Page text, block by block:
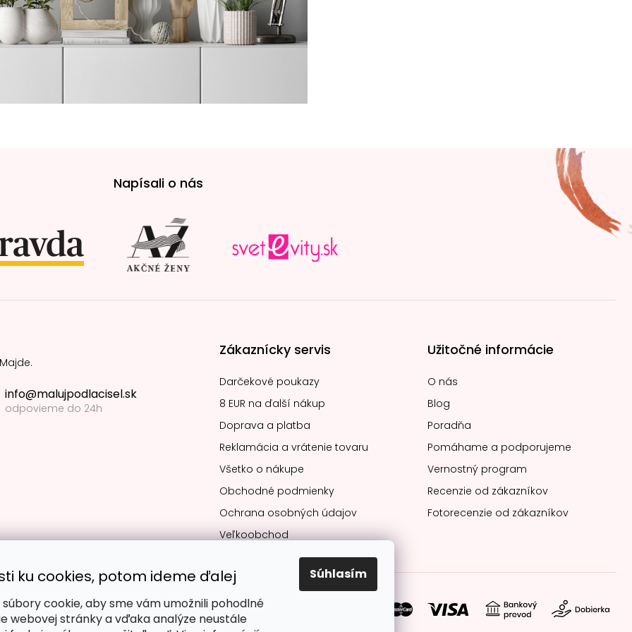
ku cookies, potom ideme ďalej
cookie, aby sme vám umožnili pohodlné
webovej stránky a vďaka analýze neustále
Súhlasím
Napísali o nás
info@malujpodlacisel.sk
odpovieme do 24h
Zákaznícky servis
Darčekové poukazy
8 EUR na ďalší nákup
Doprava a platba
Reklamácia a vrátenie tovaru
Všetko o nákupe
Obchodné podmienky
Ochrana osobných údajov
Veľkoobchod
Užitočné informácie
O nás
Blog
Poradňa
Pomáhame a podporujeme
Vernostný program
Recenzie od zákazníkov
Fotorecenzie od zákazníkov
Obľúbené spôsoby platby: